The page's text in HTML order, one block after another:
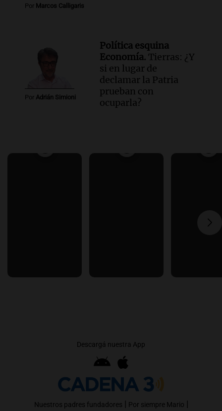
Por Marcos Calligaris
Por Adrián Simioni
Política esquina
Economía. Tierras: ¿Y
si en lugar de
declamar la Patria
prueban con
ocuparla?
Descargá nuestra App
Nuestros padres fundadores | Por siempre Mario |